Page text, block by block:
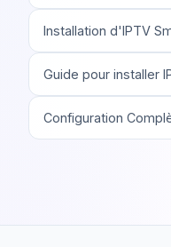
Installation d'IPTV
Guide pour installer
Configuration